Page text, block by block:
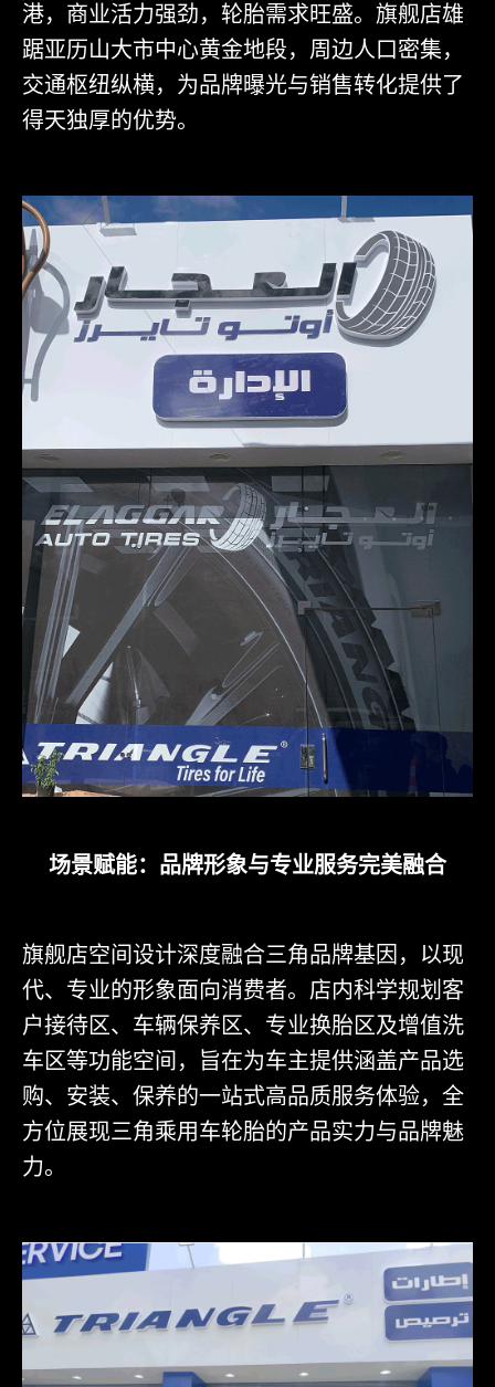
港，商业活力强劲，轮胎需求旺盛。旗舰店雄
踞亚历山大市中心黄金地段，周边人口密集，
交通枢纽纵横，为品牌曝光与销售转化提供了
得天独厚的优势。
场景赋能：品牌形象与专业服务完美融合
旗舰店空间设计深度融合三角品牌基因，以现
代、专业的形象面向消费者。店内科学规划客
户接待区、车辆保养区、专业换胎区及增值洗
车区等功能空间，旨在为车主提供涵盖产品选
购、安装、保养的一站式高品质服务体验，全
方位展现三角乘用车轮胎的产品实力与品牌魅
力。